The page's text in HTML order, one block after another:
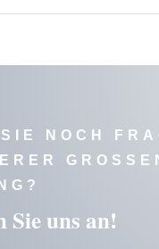
NOCH
GROSSEN
Sie uns an!